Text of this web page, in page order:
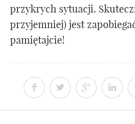
przykrych sytuacji.
przyjemniej) jest
pamiętajcie!